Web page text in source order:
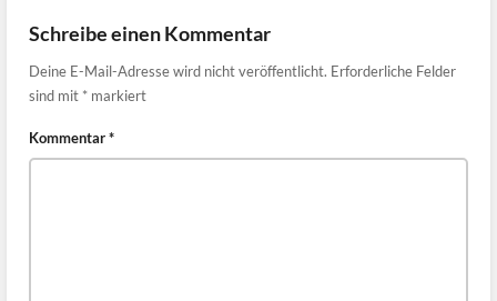
Schreibe einen Kommentar
Deine E-Mail-Adresse wird nicht veröffentlicht. Erforderliche Felder
sind mit * markiert
Kommentar*